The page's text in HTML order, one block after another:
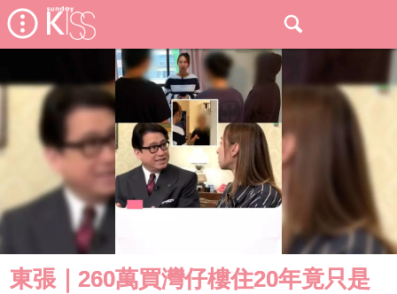
東張｜260萬買灣仔樓住20年竟只是